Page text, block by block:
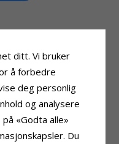
1
Fasettslipt
Hvit
Krystall
ditt. Vi bruker
å forbedre
deg personlig
og analysere
«Godta alle»
Du